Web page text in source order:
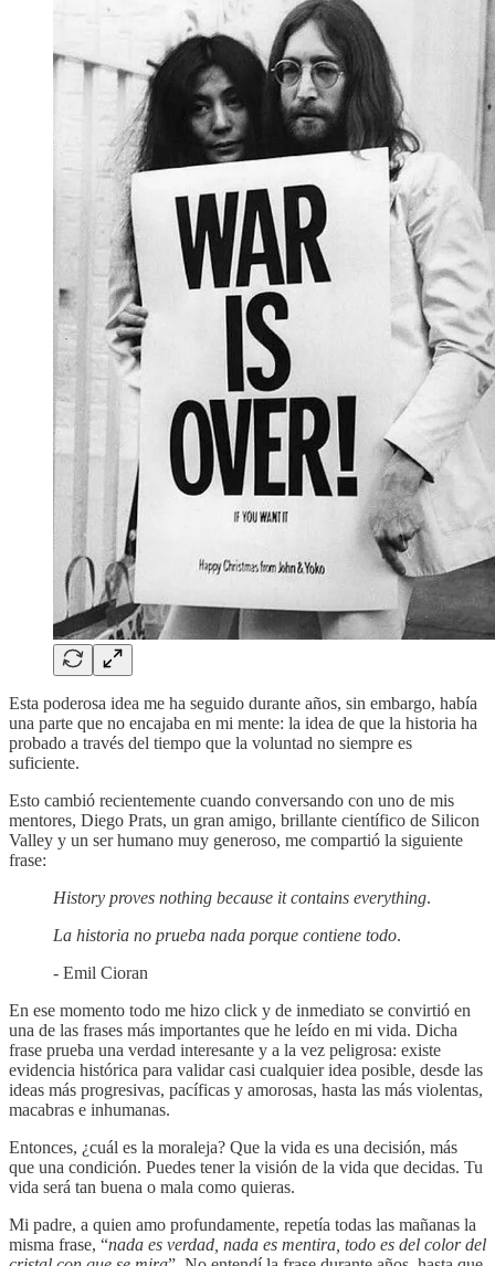
Esta poderosa idea me ha seguido durante años, sin embargo, había
una parte que no encajaba en mi mente: la idea de que la historia ha
probado a través del tiempo que la voluntad no siempre es
suficiente.
Esto cambió recientemente cuando conversando con uno de mis
mentores, Diego Prats, un gran amigo, brillante científico de Silicon
Valley y un ser humano muy generoso, me compartió la siguiente
frase:
History proves nothing because it contains everything.
La historia no prueba nada porque contiene todo.
- Emil Cioran
En ese momento todo me hizo click y de inmediato se convirtió en
una de las frases más importantes que he leído en mi vida. Dicha
frase prueba una verdad interesante y a la vez peligrosa: existe
evidencia histórica para validar casi cualquier idea posible, desde las
ideas más progresivas, pacíficas y amorosas, hasta las más violentas,
macabras e inhumanas.
Entonces, ¿cuál es la moraleja? Que la vida es una decisión, más
que una condición. Puedes tener la visión de la vida que decidas. Tu
vida será tan buena o mala como quieras.
Mi padre, a quien amo profundamente, repetía todas las mañanas la
misma frase, “nada es verdad, nada es mentira, todo es del color del